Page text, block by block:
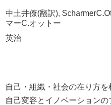
中土井僚(翻訳),
マーC.オットー
英治
自己・組織・社会の在り方を
自己変容とイノベーション